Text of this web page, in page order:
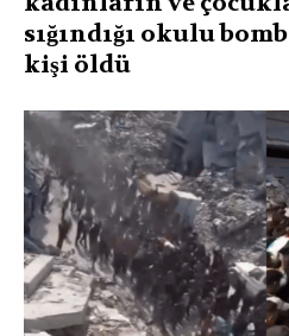
sığındığı okulu
kişi öldü